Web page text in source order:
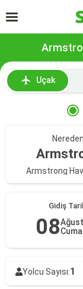
Uçak
Nereden
Armstrong
Gidiş
08
Yolcu Sayısı:1